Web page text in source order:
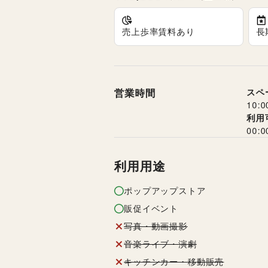
売上歩率賃料あり 長
営業時間
スペ
利用
利用用途
ポップアップストア
販促イベント
写真・動画撮影
音楽ライブ・演劇
キッチンカー・移動販売